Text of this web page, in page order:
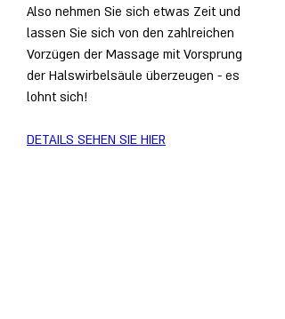
Also nehmen Sie sich etwas Zeit und
lassen Sie sich von den zahlreichen
Vorzügen der Massage mit Vorsprung
der Halswirbelsäule überzeugen - es
lohnt sich!
DETAILS SEHEN SIE HIER